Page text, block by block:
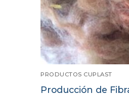
PRODUCTOS CUPLAST
Producción de